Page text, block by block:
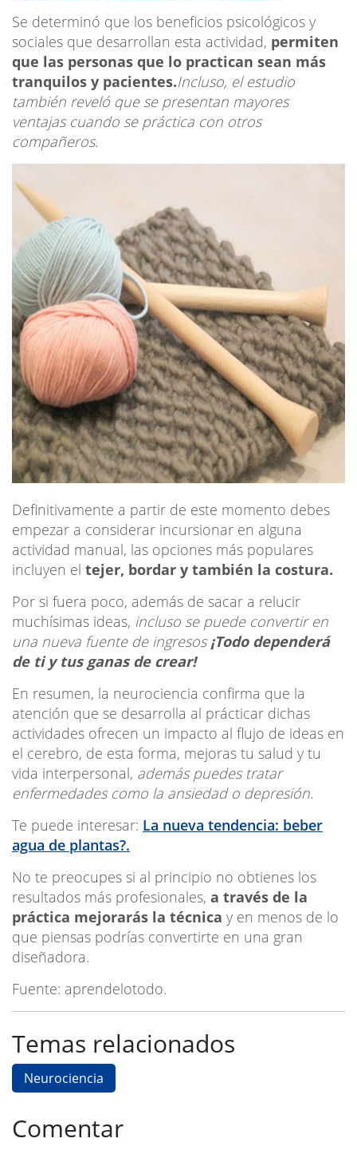
Se determinó que los beneficios psicológicos y
sociales que desarrollan esta actividad, permiten
que las personas que lo practican sean más
tranquilos y pacientes.Incluso, el estudio
también reveló que se presentan mayores
ventajas cuando se práctica con otros
compañeros.
Definitivamente a partir de este momento debes
empezar a considerar incursionar en alguna
actividad manual, las opciones más populares
incluyen el tejer, bordar y también la costura.
Por si fuera poco, además de sacar a relucir
muchísimas ideas, incluso se puede convertir en
una nueva fuente de ingresos¡Todo dependerá
de ti y tus ganas de crear!
En resumen, la neurociencia confirma que la
atención que se desarrolla al prácticar dichas
actividades ofrecen un impacto al flujo de ideas en
el cerebro, de esta forma, mejoras tu salud y tu
vida interpersonal, además puedes tratar
enfermedades como la ansiedad o depresión.
Te puede interesar: La nueva tendencia: beber
agua de plantas?.
No te preocupes si al principio no obtienes los
resultados más profesionales, a través de la
práctica mejorarás la técnica y en menos de lo
que piensas podrías convertirte en una gran
diseñadora.
Fuente: aprendelotodo.
Temas relacionados
Neurociencia
Comentar